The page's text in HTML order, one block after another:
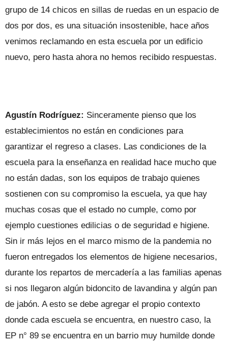
grupo de 14 chicos en sillas de ruedas en un espacio de
dos por dos, es una situación insostenible, hace años
venimos reclamando en esta escuela por un edificio
nuevo, pero hasta ahora no hemos recibido respuestas.
Agustín Rodríguez: Sinceramente pienso que los
establecimientos no están en condiciones para
garantizar el regreso a clases. Las condiciones de la
escuela para la enseñanza en realidad hace mucho que
no están dadas, son los equipos de trabajo quienes
sostienen con su compromiso la escuela, ya que hay
muchas cosas que el estado no cumple, como por
ejemplo cuestiones edilicias o de seguridad e higiene.
Sin ir más lejos en el marco mismo de la pandemia no
fueron entregados los elementos de higiene necesarios,
durante los repartos de mercadería a las familias apenas
si nos llegaron algún bidoncito de lavandina y algún pan
de jabón. A esto se debe agregar el propio contexto
donde cada escuela se encuentra, en nuestro caso, la
EP n° 89 se encuentra en un barrio muy humilde donde